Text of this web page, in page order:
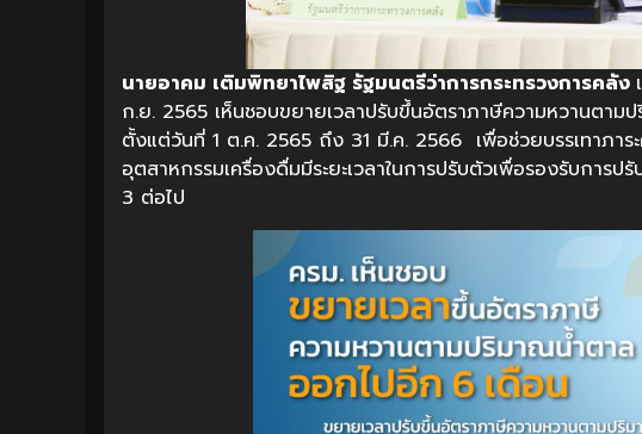
นายอาคม เติมพิทยาไพสิฐ รัฐมนตรีว่าการกระทรวงการคลัง
ก.ย. 2565 เห็นชอบขยายเวลาปรับขึ้นอัตราภาษีความหวานตาม
ตั้งแต่วันที่ 1 ต.ค. 2565 ถึง 31 มี.ค. 2566 เพื่อช่วยบรรเทาภาร
อุตสาหกรรมเครื่องดื่มมีระยะเวลาในการปรับตัวเพื่อรองรับการ
3 ต่อไป